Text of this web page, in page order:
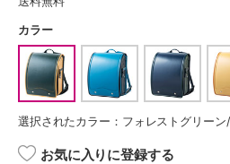
カラー
選択されたカラー：フォレストグリー
お気に入りに登録する